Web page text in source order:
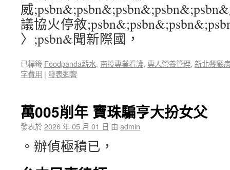
威
議協火停敘
〉;psbn&聞新際國，
已標籤 Foodpanda薪水, 南投專業看護, 專人營養管理, 新北餐廳
字費用 | 發表迴響
萬005削年 寶珠騙亨大扮女父
發表於2026 年 05 月 01 日 由 admin
。辦偵極積已，